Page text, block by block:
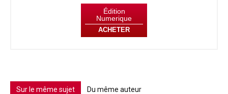
Édition
Numerique
ACHETER
Sur le même sujet Du même auteur